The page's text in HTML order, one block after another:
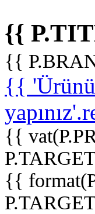
{{
{{
{{
{{
{{